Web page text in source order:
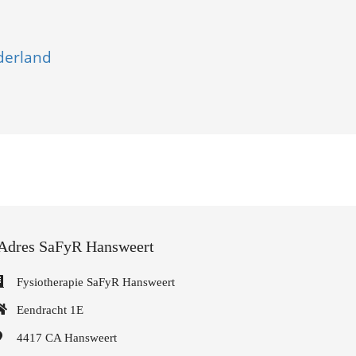
SaFyR Hansweert
Fysiotherapie SaFyR Hansweert
Eendracht 1E
4417 CA Hansweert